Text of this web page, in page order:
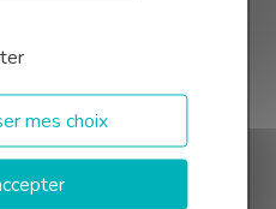
clients
mes choix